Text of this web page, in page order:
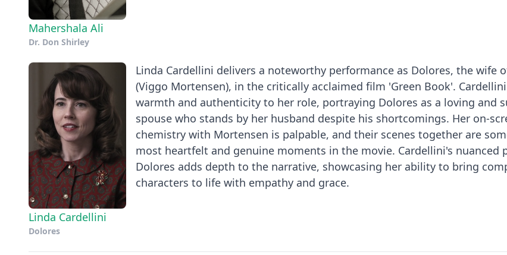
Mahershala Ali
Dr. Don Shirley
Linda Cardellini
Dolores
Linda Cardellini delivers a noteworthy performance as Dolores, the wife
(Viggo Mortensen), in the critically acclaimed film 'Green Book'.
warmth and authenticity to her role, portraying Dolores as a loving and
spouse who stands by her husband despite his shortcomings. Her on-
chemistry with Mortensen is palpable, and their scenes together are
most heartfelt and genuine moments in the movie. Cardellini's nuanced
Dolores adds depth to the narrative, showcasing her ability to bring
characters to life with empathy and grace.